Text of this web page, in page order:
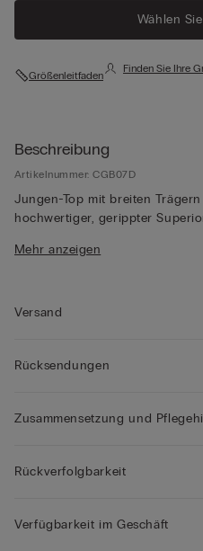
Wählen
Größenleitfaden
Finden Sie Ihre
Beschreibung
Artikelnummer: CGB07D
Jungen-Top mit breiten
hochwertiger, gerippter
Durch das schlichte Design
Mehr anzeigen
Versand
Rücksendungen
Zusammensetzung und
Rückverfolgbarkeit
Verfügbarkeit im Geschäft